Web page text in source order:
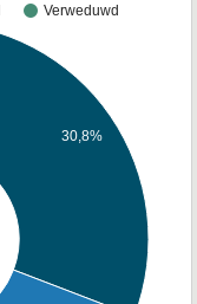
Verweduwd
30,8%